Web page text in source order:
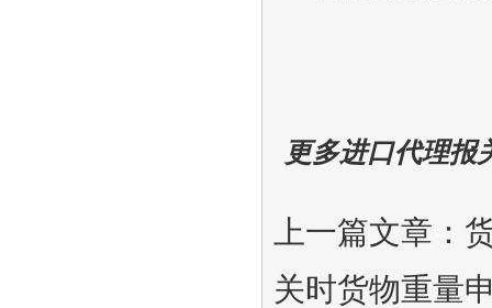
更多进口代理报
上一篇文章：
关时货物重量